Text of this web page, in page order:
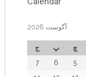
آگوست 2026
چ پ
ج
5
6
7